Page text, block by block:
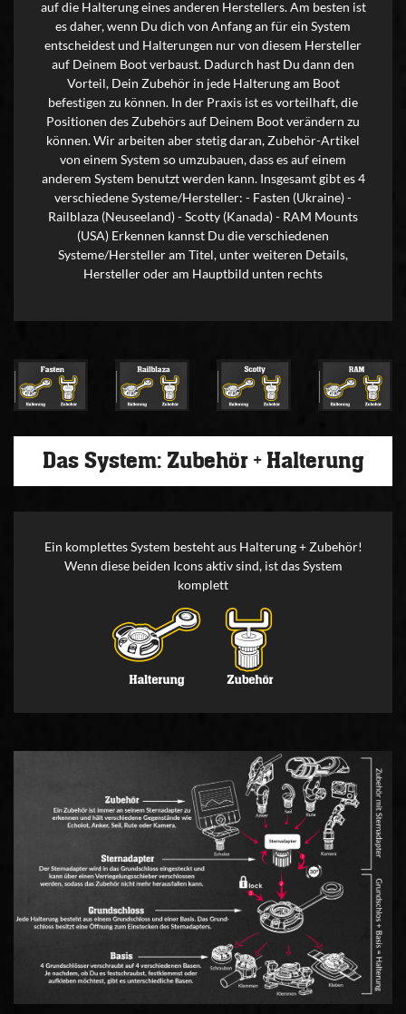
auf die Halterung eines anderen Herstellers. Am besten ist
es daher, wenn Du dich von Anfang an für ein System
entscheidest und Halterungen nur von diesem Hersteller
auf Deinem Boot verbaust. Dadurch hast Du dann den
Vorteil, Dein Zubehör in jede Halterung am Boot
befestigen zu können. In der Praxis ist es vorteilhaft, die
Positionen des Zubehörs auf Deinem Boot verändern zu
können. Wir arbeiten aber stetig daran, Zubehör-Artikel
von einem System so umzubauen, dass es auf einem
anderem System benutzt werden kann. Insgesamt gibt es 4
verschiedene Systeme/Hersteller: - Fasten (Ukraine) -
Railblaza (Neuseeland) - Scotty (Kanada) - RAM Mounts
(USA) Erkennen kannst Du die verschiedenen
Systeme/Hersteller am Titel, unter weiteren Details,
Hersteller oder am Hauptbild unten rechts
Das System: Zubehör + Halterung
Ein komplettes System besteht aus Halterung + Zubehör!
Wenn diese beiden Icons aktiv sind, ist das System
komplett